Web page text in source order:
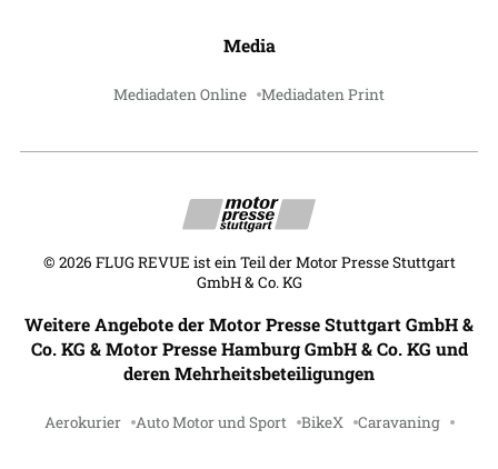
Media
Mediadaten Online Mediadaten Print
© 2026 FLUG REVUE ist ein Teil der Motor Presse Stuttgart
GmbH & Co. KG
Weitere Angebote der Motor Presse Stuttgart GmbH &
Co. KG & Motor Presse Hamburg GmbH & Co. KG und
deren Mehrheitsbeteiligungen
Aerokurier Auto Motor und Sport BikeX Caravaning